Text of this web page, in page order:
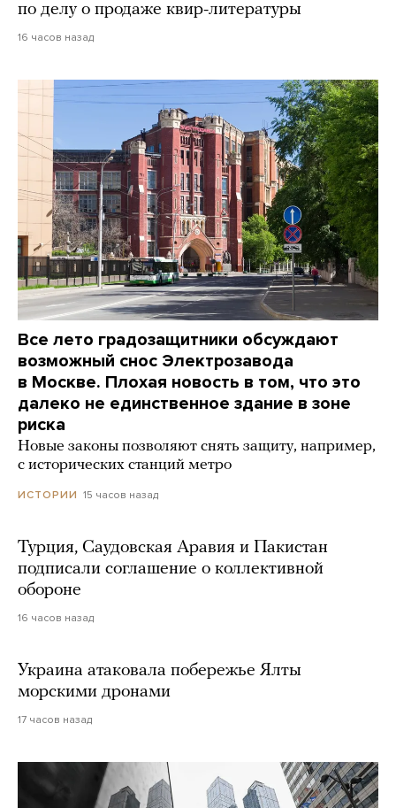
по делу о продаже квир-литературы
16 часов назад
Все лето градозащитники обсуждают
возможный снос Электрозавода
в Москве. Плохая новость в том, что это
далеко не единственное здание в зоне
риска
Новые законы позволяют снять защиту, например,
с исторических станций метро
ИСТОРИИ 15 часов назад
Турция, Саудовская Аравия и Пакистан
подписали соглашение о коллективной
обороне
16 часов назад
Украина атаковала побережье Ялты
морскими дронами
17 часов назад